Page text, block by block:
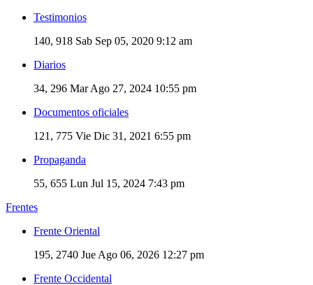
Testimonios
140, 918 Sab Sep 05, 2020 9:12 am
Diarios
34, 296 Mar Ago 27, 2024 10:55 pm
Documentos oficiales
121, 775 Vie Dic 31, 2021 6:55 pm
Propaganda
55, 655 Lun Jul 15, 2024 7:43 pm
Frentes
Frente Oriental
195, 2740 Jue Ago 06, 2026 12:27 pm
Frente Occidental